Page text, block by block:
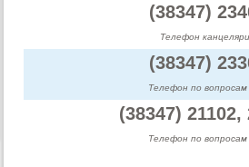
(38347)
Телефон
(38347)
Телефон по
(38347) 21102,
Телефон по